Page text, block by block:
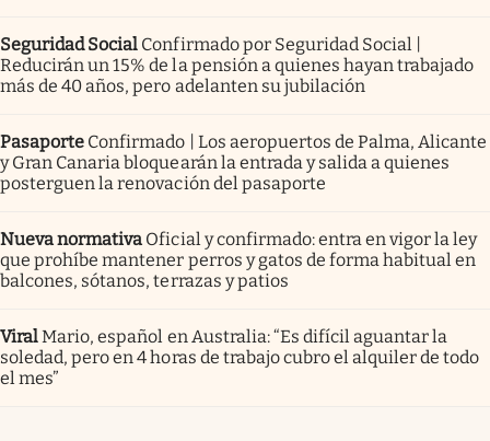
Seguridad Social Confirmado por Seguridad Social |
Reducirán un 15% de la pensión a quienes hayan trabajado
más de 40 años, pero adelanten su jubilación
Pasaporte Confirmado | Los aeropuertos de Palma, Alicante
y Gran Canaria bloquearán la entrada y salida a quienes
posterguen la renovación del pasaporte
Nueva normativa Oficial y confirmado: entra en vigor la ley
que prohíbe mantener perros y gatos de forma habitual en
balcones, sótanos, terrazas y patios
ViralMario, español en Australia: “Es difícil aguantar la
soledad, pero en 4 horas de trabajo cubro el alquiler de todo
el mes”